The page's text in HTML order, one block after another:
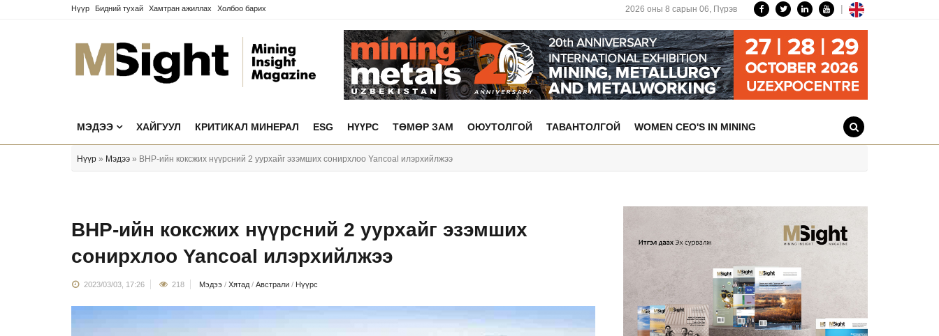
Нүүр Бидний тухай Хамтран ажиллах Холбоо барих 2026 оны 8 сарын 06, Пүрэв |
МЭДЭЭ ХАЙГУУЛ КРИТИКАЛ МИНЕРАЛ ESG НҮҮРС ТӨМӨР ЗАМ ОЮУТОЛГОЙ ТАВАНТОЛГОЙ WOMEN CEO'S IN MINING
Нүүр » Мэдээ » BHP-ийн коксжих нүүрсний 2 уурхайг эзэмших сонирхлоо Yancoal илэрхийлжээ
BHP-ийн коксжих нүүрсний 2 уурхайг эзэмших
сонирхлоо Yancoal илэрхийлжээ
2023/03/03, 17:26 218 Мэдээ / Хятад / Австрали / Нүүрс